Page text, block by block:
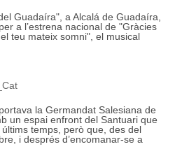
Guadaíra", a Alcalá de Guadaíra,
a l’estrena nacional de "Gràcies
teu mateix somni", el musical
la Germandat Salesiana de
un espai enfront del Santuari que
temps, però que, des del
i després d’encomanar-se a